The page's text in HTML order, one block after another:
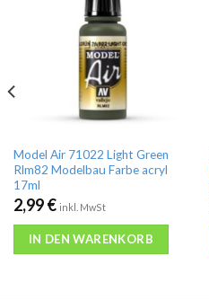
Model Air 71022 Light Green
Rlm82 Modelbau Farbe acryl
17ml
2,99€ inkl. MwSt
IN DEN WARENKORB